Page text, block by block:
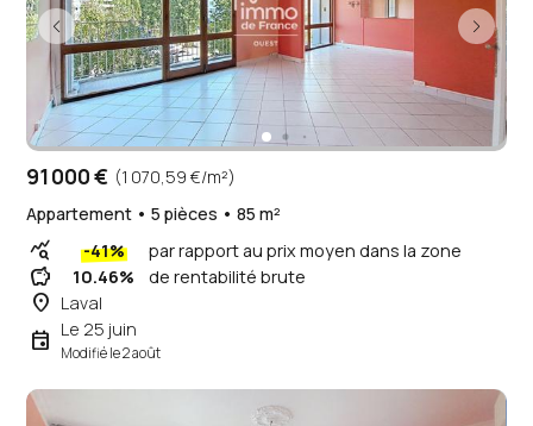
91 000 € (1 070,59 €/m²)
Appartement • 5 pièces • 85 m²
query_stats -41% par rapport au prix moyen dans la zone
savings 10.46% de rentabilité brute
place Laval
event Le 25 juin
Modifié le 2 août